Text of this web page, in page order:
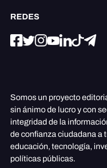
REDES
Somos un proyecto
sin ánimo de lucro y con
integridad de la
de confianza ciudadana a
educación, tecnología,
políticas públicas.